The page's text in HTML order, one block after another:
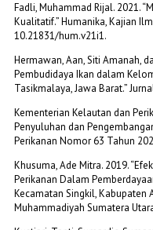
Fadli, Muhammad Rijal. 2021.
Kualitatif.” Humanika, Kajian
10.21831/hum.v21i1.
Hermawan, Aan, Siti Amanah,
Pembudidaya Ikan dalam
Tasikmalaya, Jawa Barat.”
Kementerian Kelautan dan
Penyuluhan dan
Perikanan Nomor 63 Tahun
Khusuma, Ade Mitra. 2019.
Perikanan Dalam
Kecamatan Singkil, Kabupaten
Muhammadiyah Sumatera